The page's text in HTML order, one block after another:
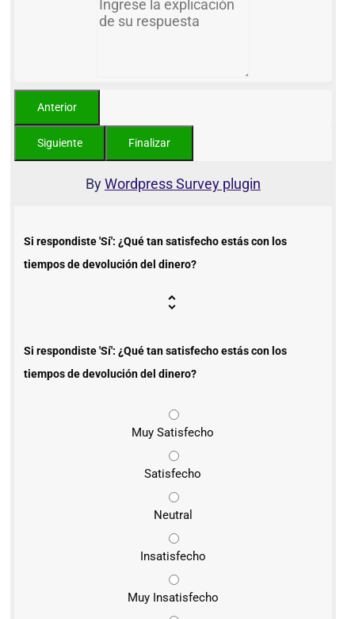
ByWordpress Survey plugin
Si respondiste 'Sí': ¿Qué tan satisfecho estás con los
tiempos de devolución del dinero?
Si respondiste 'Sí': ¿Qué tan satisfecho estás con los
tiempos de devolución del dinero?
Muy Satisfecho
Satisfecho
Neutral
Insatisfecho
Muy Insatisfecho